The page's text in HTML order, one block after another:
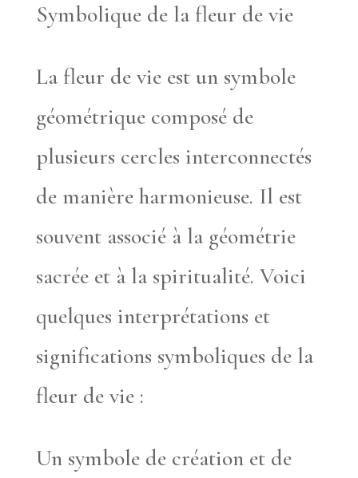
Symbolique de la fleur de vie
La fleur de vie est un symbole
géométrique composé de
plusieurs cercles interconnectés
de manière harmonieuse. Il est
souvent associé à la géométrie
sacrée et à la spiritualité. Voici
quelques interprétations et
significations symboliques de la
fleur de vie :
Un symbole de création et de